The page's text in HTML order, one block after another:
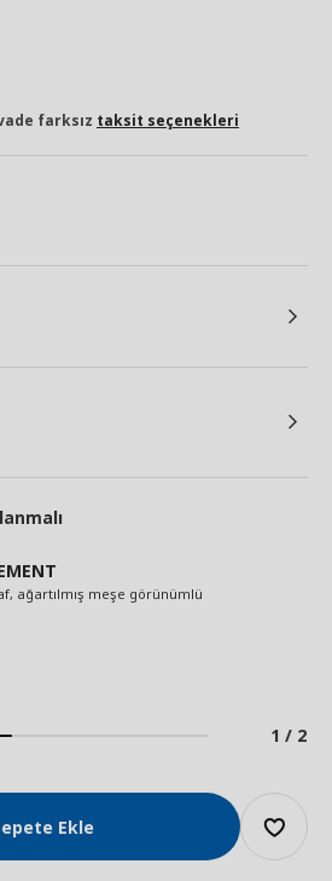
farksız taksit seçenekleri
ağartılmış meşe görünümlü
1 / 2
Ekle